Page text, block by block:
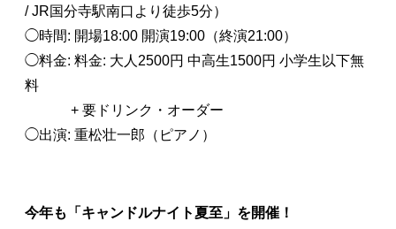
/ JR国分寺駅南口より徒歩5分）
◯時間: 開場18:00 開演19:00（終演21:00）
◯料金: 料金: 大人2500円 中高生1500円 小学生以下無
料
+ 要ドリンク・オーダー
◯出演: 重松壮一郎（ピアノ）
今年も「キャンドルナイト夏至」を開催！